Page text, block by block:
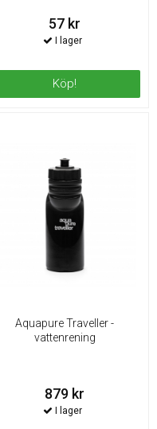
57 kr
Köp!
Aquapure Traveller -
vattenrening
879 kr